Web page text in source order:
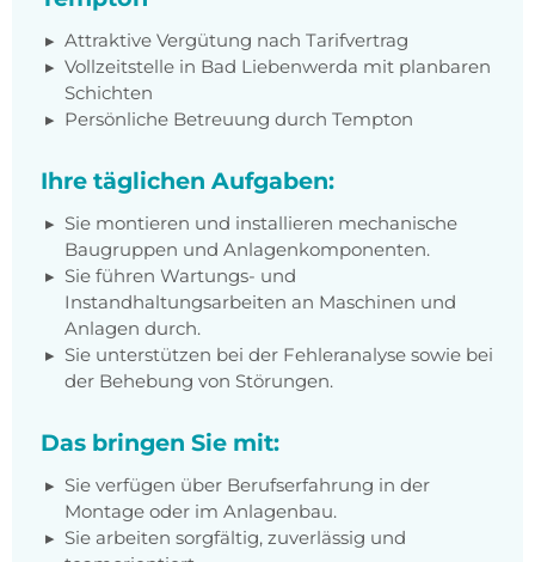
Attraktive Vergütung nach Tarifvertrag
Vollzeitstelle in Bad Liebenwerda mit planbaren
Schichten
Persönliche Betreuung durch Tempton
Ihre täglichen Aufgaben:
Sie montieren und installieren mechanische
Baugruppen und Anlagenkomponenten.
Sie führen Wartungs- und
Instandhaltungsarbeiten an Maschinen und
Anlagen durch.
Sie unterstützen bei der Fehleranalyse sowie bei
der Behebung von Störungen.
Das bringen Sie mit:
Sie verfügen über Berufserfahrung in der
Montage oder im Anlagenbau.
Sie arbeiten sorgfältig, zuverlässig und